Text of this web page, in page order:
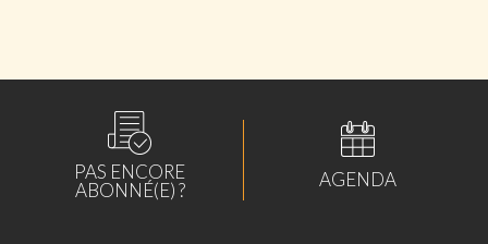
PAS ENCORE
ABONNÉ(E) ?
AGENDA